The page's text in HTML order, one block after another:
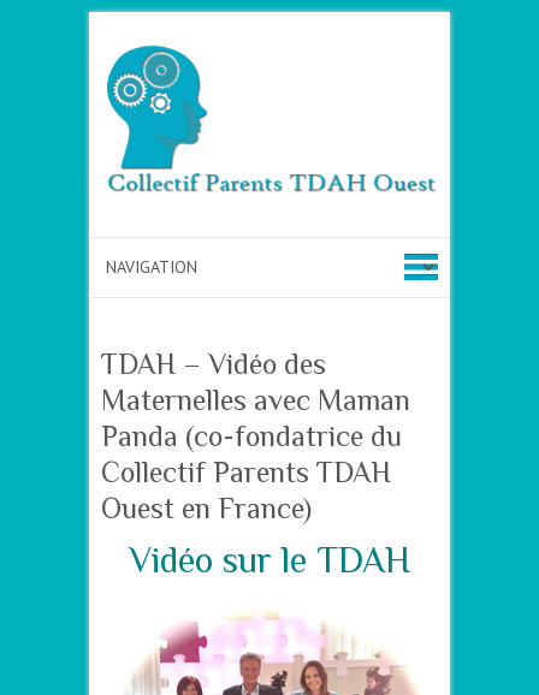
TDAH – Vidéo des
Maternelles avec Maman
Panda (co-fondatrice du
Collectif Parents TDAH
Ouest en France)
Vidéo sur le TDAH